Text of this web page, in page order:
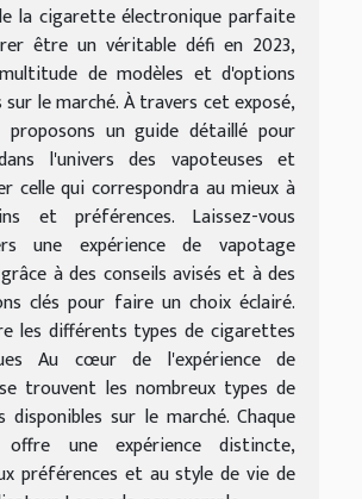
la cigarette électronique parfaite
être un véritable défi en 2023,
de modèles et d'options
sur le marché. À travers cet exposé,
proposons un guide détaillé pour
l'univers des vapoteuses et
celle qui correspondra au mieux à
et préférences. Laissez-vous
une expérience de vapotage
à des conseils avisés et à des
clés pour faire un choix éclairé.
les différents types de cigarettes
Au cœur de l'expérience de
trouvent les nombreux types de
disponibles sur le marché. Chaque
offre une expérience distincte,
préférences et au style de vie de